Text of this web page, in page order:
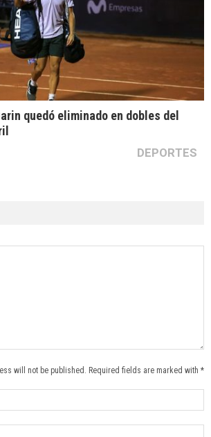
quedó eliminado en dobles del
DEPORTES
will not be published. Required fields are marked with *